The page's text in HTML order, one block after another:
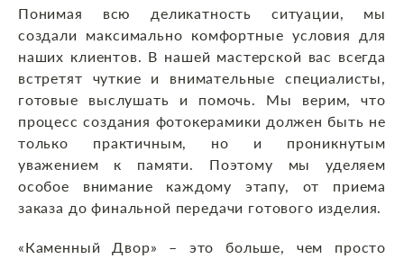
Понимая всю деликатность ситуации, мы
создали максимально комфортные условия для
наших клиентов. В нашей мастерской вас всегда
встретят чуткие и внимательные специалисты,
готовые выслушать и помочь. Мы верим, что
процесс создания фотокерамики должен быть не
только практичным, но и проникнутым
уважением к памяти. Поэтому мы уделяем
особое внимание каждому этапу, от приема
заказа до финальной передачи готового изделия.
«Каменный Двор» – это больше, чем просто